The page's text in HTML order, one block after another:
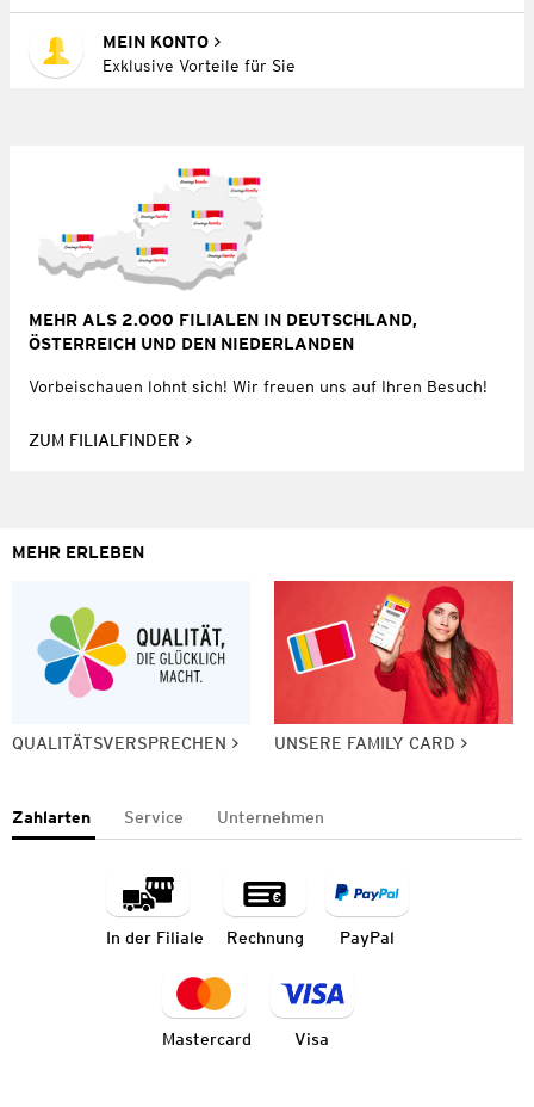
MEIN KONTO
Exklusive Vorteile für Sie
MEHR ALS 2.000 FILIALEN IN DEUTSCHLAND,
ÖSTERREICH UND DEN NIEDERLANDEN
Vorbeischauen lohnt sich! Wir freuen uns auf Ihren Besuch!
ZUM FILIALFINDER
MEHR ERLEBEN
QUALITÄTSVERSPRECHEN UNSERE FAMILY CARD
Zahlarten Service Unternehmen
In der Filiale Rechnung PayPal
Mastercard Visa